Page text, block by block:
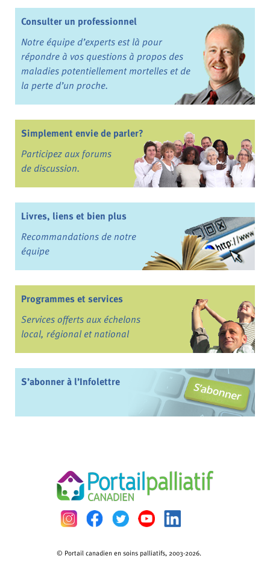
Consulter un professionnel
Notre équipe d’experts est là pour
répondre à vos questions à propos des
maladies potentiellement mortelles et de
la perte d’un proche.
Simplement envie de parler?
Participez aux forums
de discussion.
Livres, liens et bien plus
Recommandations de notre
équipe
Programmes et services
Services offerts aux échelons
local, régional et national
S’abonner à l’Infolettre
© Portail canadien en soins palliatifs, 2003-2026.